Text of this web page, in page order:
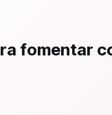
fomentar